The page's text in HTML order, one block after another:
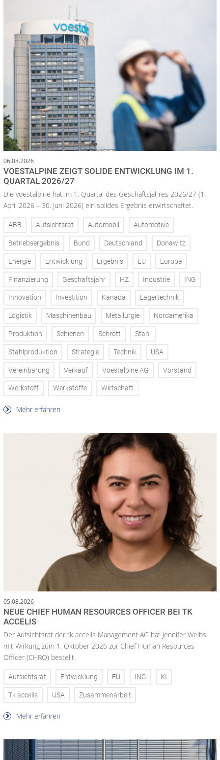
06.08.2026
VOESTALPINE ZEIGT SOLIDE ENTWICKLUNG IM 1.
QUARTAL 2026/27
Die voestalpine hat im 1. Quartal des Geschäftsjahres 2026/27 (1.
April 2026 – 30. Juni 2026) ein solides Ergebnis erwirtschaftet.
ABB Aufsichtsrat Automobil Automotive
Betriebsergebnis Bund Deutschland Donawitz
Energie Entwicklung Ergebnis EU Europa
Finanzierung Geschäftsjahr HZ Industrie ING
Innovation Investition Kanada Lagertechnik
Logistik Maschinenbau Metallurgie Nordamerika
Produktion Schienen Schrott Stahl
Stahlproduktion Strategie Technik USA
Vereinbarung Verkauf Voestalpine AG Vorstand
Werkstoff Werkstoffe Wirtschaft
Mehr erfahren
05.08.2026
NEUE CHIEF HUMAN RESOURCES OFFICER BEI TK
ACCELIS
Der Aufsichtsrat der tk accelis Management AG hat Jennifer Weihs
mit Wirkung zum 1. Oktober 2026 zur Chief Human Resources
Officer (CHRO) bestellt.
Aufsichtsrat Entwicklung EU ING KI
Tk accelis USA Zusammenarbeit
Mehr erfahren